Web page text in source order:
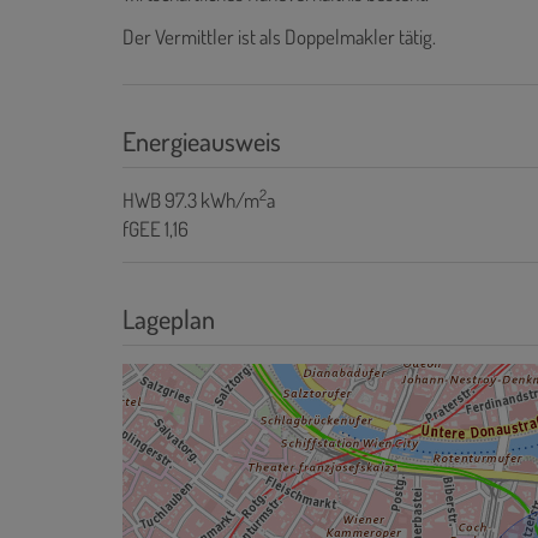
Der Vermittler ist als Doppelmakler tätig.
Energieausweis
HWB97.3 kWh/m2a
fGEE1,16
Lageplan